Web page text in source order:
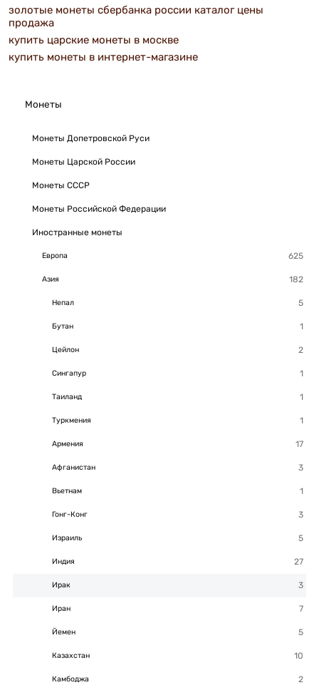
Монеты
Монеты Допетровской Руси
Монеты Царской России
Монеты СССР
Монеты Российской Федерации
Иностранные монеты
Европа
Азия
Непал
Бутан
Цейлон
Сингапур
Таиланд
Туркмения
Армения
Афганистан
Вьетнам
Гонг-Конг
Израиль
Индия
Ирак
Иран
Йемен
Казахстан
Камбоджа
золотые монеты сбербанка россии каталог цены
продажа
купить царские монеты в москве
купить монеты в интернет-магазине